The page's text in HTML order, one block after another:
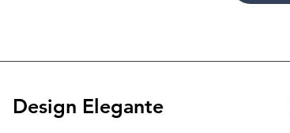
Design Elegante